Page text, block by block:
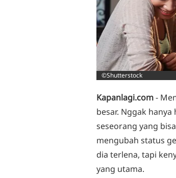
©Shutterstock
Kapanlagi.com-
besar. Nggak
seseorang yang
mengubah status
dia terlena, tapi
yang utama.